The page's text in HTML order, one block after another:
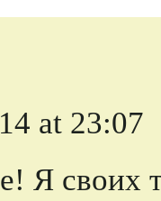
at 23:07
Я своих